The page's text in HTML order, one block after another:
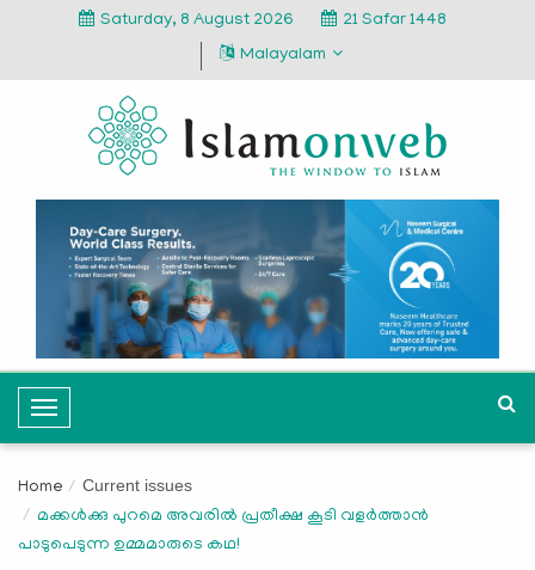
Saturday, 8 August 2026
21 Safar 1448
Malayalam
T
o
g
l
e
Home Current issues
മക്കള്‍ക്കു പുറമെ അവരില്‍ പ്രതീക്ഷ കൂടി വളര്‍ത്താന്‍
പാടുപെടുന്ന ഉമ്മമാരുടെ കഥ!